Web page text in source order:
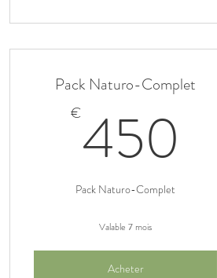
Pack Naturo-Complet
€450
Pack Naturo-Complet
Valable 7 mois
Acheter